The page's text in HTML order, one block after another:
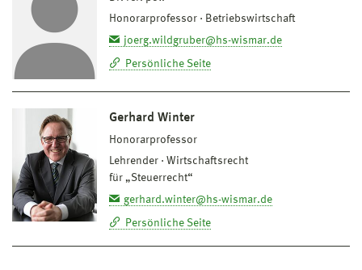
Honorarprofessor
Betriebswirtschaft
joerg.wildgruber@hs-wismar.de
Persönliche Seite
Gerhard Winter
Honorarprofessor
Lehrender
Wirtschaftsrecht
für „Steuerrecht“
gerhard.winter@hs-wismar.de
Persönliche Seite